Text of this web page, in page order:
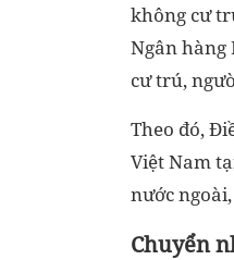
không cư
Ngân hàng
cư trú,
Theo đó,
Việt Nam
nước
Chuyển